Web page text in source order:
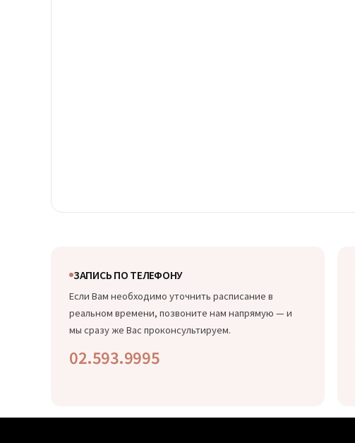
ЗАПИСЬ ПО ТЕЛЕФОНУ
Если Вам необходимо уточнить расписание в
реальном времени, позвоните нам напрямую — и
мы сразу же Вас проконсультируем.
02.593.9995